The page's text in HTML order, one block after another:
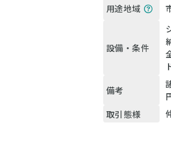
用途地域
設備・条件
備考
取引態様